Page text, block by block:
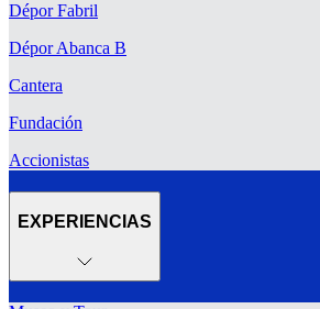
Dépor Fabril
Dépor Abanca B
Cantera
Fundación
Accionistas
EXPERIENCIAS